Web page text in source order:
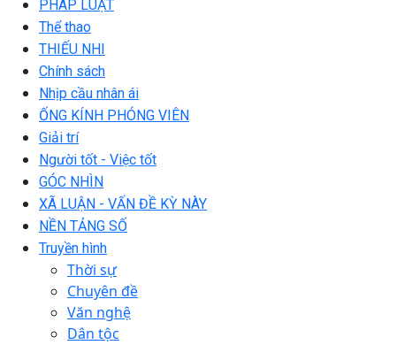
PHÁP LUẬT
Thể thao
THIẾU NHI
Chính sách
Nhịp cầu nhân ái
ỐNG KÍNH PHÓNG VIÊN
Giải trí
Người tốt - Việc tốt
GÓC NHÌN
XÃ LUẬN - VẤN ĐỀ KỲ NÀY
NỀN TẢNG SỐ
Truyền hình
Thời sự
Chuyên đề
Văn nghệ
Dân tộc